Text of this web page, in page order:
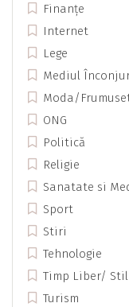
Finanțe
Internet
Lege
Mediul
Moda/
ONG
Politică
Religie
Sanatate si
Sport
Stiri
Tehnologie
Timp Liber/
Turism